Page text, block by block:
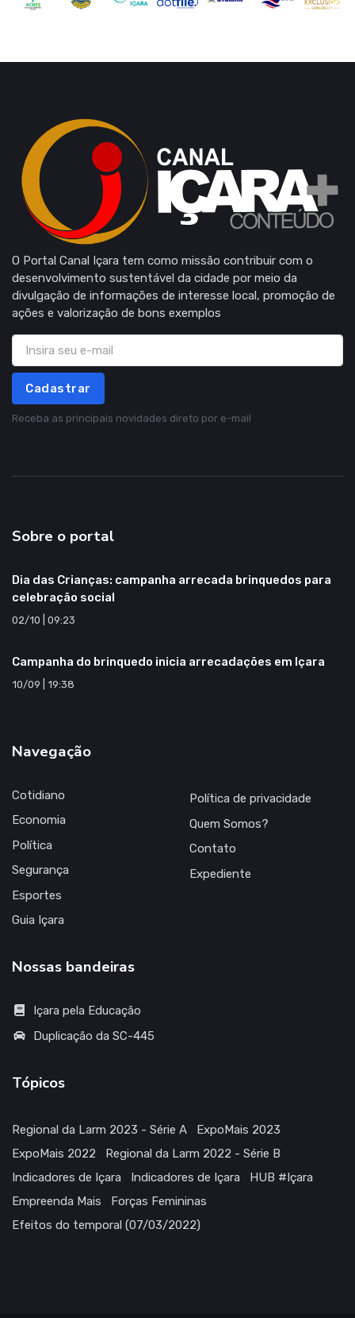
O Portal Canal Içara tem como missão contribuir com o
desenvolvimento sustentável da cidade por meio da
divulgação de informações de interesse local, promoção de
ações e valorização de bons exemplos
Cadastrar
Receba as principais novidades direto por e-mail
Sobre o portal
Dia das Crianças: campanha arrecada brinquedos para
celebração social
02/10 | 09:23
Campanha do brinquedo inicia arrecadações em Içara
10/09 | 19:38
Navegação
Cotidiano
Economia
Política
Segurança
Esportes
Guia Içara
Política de privacidade
Quem Somos?
Contato
Expediente
Nossas bandeiras
Içara pela Educação
Duplicação da SC-445
Tópicos
Regional da Larm 2023 - Série A
ExpoMais 2023
ExpoMais 2022
Regional da Larm 2022 - Série B
Indicadores de Içara
Indicadores de Içara
HUB #Içara
Empreenda Mais
Forças Femininas
Efeitos do temporal (07/03/2022)